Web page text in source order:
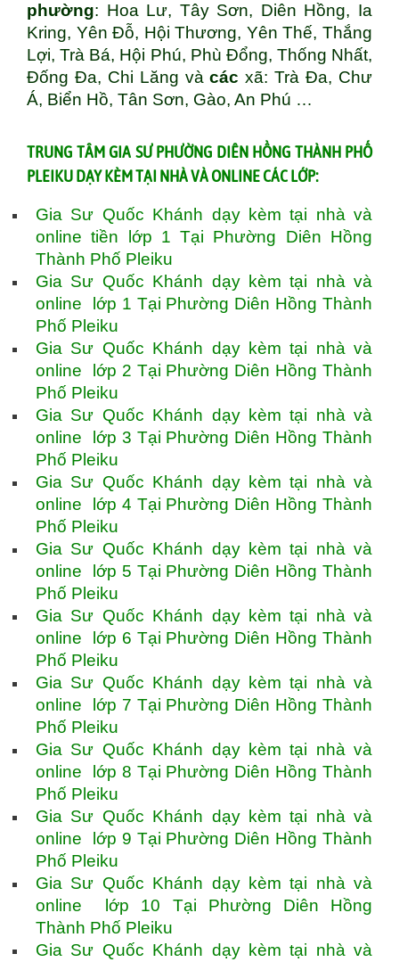
phường: Hoa Lư, Tây Sơn, Diên Hồng, Ia
Kring, Yên Đỗ, Hội Thương, Yên Thế, Thắng
Lợi, Trà Bá, Hội Phú, Phù Đổng, Thống Nhất,
Đống Đa, Chi Lăng vàcác xã: Trà Đa, Chư
Á, Biển Hồ, Tân Sơn, Gào, An Phú …
TRUNG TÂM GIA SƯ PHƯỜNG DIÊN HỒNG THÀNH PHỐ
PLEIKU DẠY KÈM TẠI NHÀ VÀ ONLINE CÁC LỚP:
Gia Sư Quốc Khánh dạy kèm tại nhà và
online tiền lớp 1 Tại Phường Diên Hồng
Thành Phố Pleiku
Gia Sư Quốc Khánh dạy kèm tại nhà và
online lớp 1 Tại Phường Diên Hồng Thành
Phố Pleiku
Gia Sư Quốc Khánh dạy kèm tại nhà và
online lớp 2 Tại Phường Diên Hồng Thành
Phố Pleiku
Gia Sư Quốc Khánh dạy kèm tại nhà và
online lớp 3 Tại Phường Diên Hồng Thành
Phố Pleiku
Gia Sư Quốc Khánh dạy kèm tại nhà và
online lớp 4 Tại Phường Diên Hồng Thành
Phố Pleiku
Gia Sư Quốc Khánh dạy kèm tại nhà và
online lớp 5 Tại Phường Diên Hồng Thành
Phố Pleiku
Gia Sư Quốc Khánh dạy kèm tại nhà và
online lớp 6 Tại Phường Diên Hồng Thành
Phố Pleiku
Gia Sư Quốc Khánh dạy kèm tại nhà và
online lớp 7 Tại Phường Diên Hồng Thành
Phố Pleiku
Gia Sư Quốc Khánh dạy kèm tại nhà và
online lớp 8 Tại Phường Diên Hồng Thành
Phố Pleiku
Gia Sư Quốc Khánh dạy kèm tại nhà và
online lớp 9 Tại Phường Diên Hồng Thành
Phố Pleiku
Gia Sư Quốc Khánh dạy kèm tại nhà và
online lớp 10 Tại Phường Diên Hồng
Thành Phố Pleiku
Gia Sư Quốc Khánh dạy kèm tại nhà và